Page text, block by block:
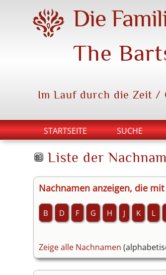
Die
The
Im Lauf durch die Zeit /
STARTSEITE SUCHE
Liste der
Nachnamen anzeigen, die
B D F G H J K L
Zeige alle Nachnamen